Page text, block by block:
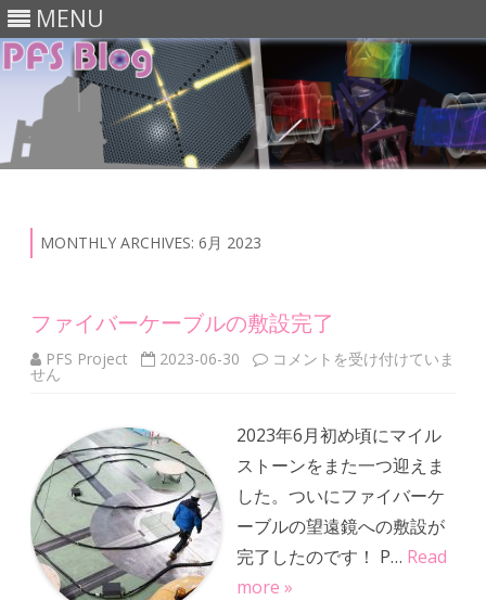
MENU
MONTHLY ARCHIVES: 6月 2023
ファイバーケーブルの敷設完了
PFS Project 2023-06-30 フ
ァ
ケ
ー
ブ
敷
設
完
了
は
コメントを受け付けていま
せん
2023年6月初め頃にマイル
ストーンをまた一つ迎えま
した。ついにファイバーケ
ーブルの望遠鏡への敷設が
完了したのです！ P… Read
more »